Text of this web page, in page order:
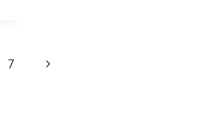
7
Page